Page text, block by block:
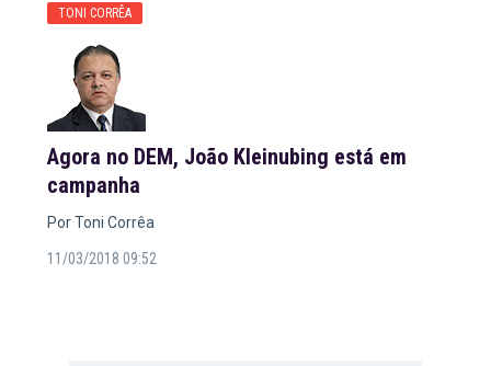
TONI CORRÊA
Agora no DEM, João Kleinubing está em
campanha
Por Toni Corrêa
11/03/2018 09:52